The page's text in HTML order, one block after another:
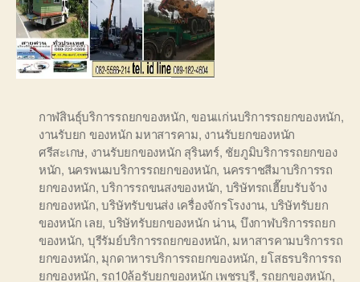
กาฬสินธุ์บริการรถยกของหนัก,ขอนแก่นบริการรถยกของหนัก,
งานรับยก ของหนัก มหาสารคาม, งานรับยกของหนัก
ศรีสะเกษ, งานรับยกของหนัก สุรินทร์, ชัยภูมิบริการรถยกของ
หนัก, นครพนมบริการรถยกของหนัก, นครราชสีมาบริการรถ
ยกของหนัก,บริการรถขนสงของหนัก, บริษัทรถเฮี๊ยบรับจ้าง
ยกของหนัก,บริษัทรับขนส่ง เครื่องจักรโรงงาน, บริษัทรับยก
ของหนัก เลย, บริษัทรับยกของหนัก น่าน, บึงกาฬบริการรถยก
ของหนัก, บุรีรัมย์บริการรถยกของหนัก, มหาสารคามบริการรถ
ยกของหนัก, มุกดาหารบริการรถยกของหนัก, ยโสธรบริการรถ
ยกของหนัก, รถ10ล้อรับยกของหนัก เพชรบุรี, รถยกของหนัก,